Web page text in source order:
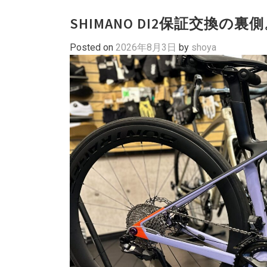
SHIMANO DI2保証交換の裏
Posted on 2026年8月3日 by shoya